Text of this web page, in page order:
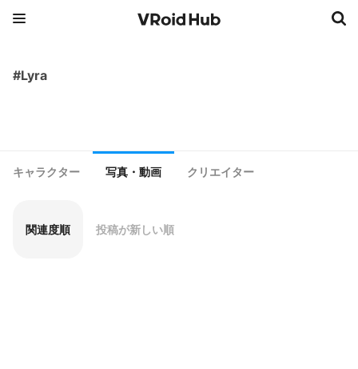
#Lyra
キャラクター 写真・動画 クリエイター
関連度順 投稿が新しい順